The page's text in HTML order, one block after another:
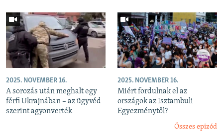
2025. NOVEMBER 16.
A sorozás után meghalt egy
férfi Ukrajnában – az ügyvéd
szerint agyonverték
2025. NOVEMBER 16.
Miért fordulnak el az
országok az Isztambuli
Egyezménytől?
Összes epizód